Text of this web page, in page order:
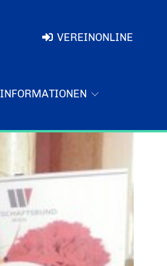
VEREINONLINE
INFORMATIONEN